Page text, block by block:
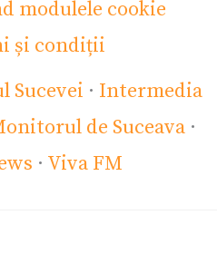
modulele cookie
și condiții
Sucevei · Intermedia
de Suceava ·
· Viva FM